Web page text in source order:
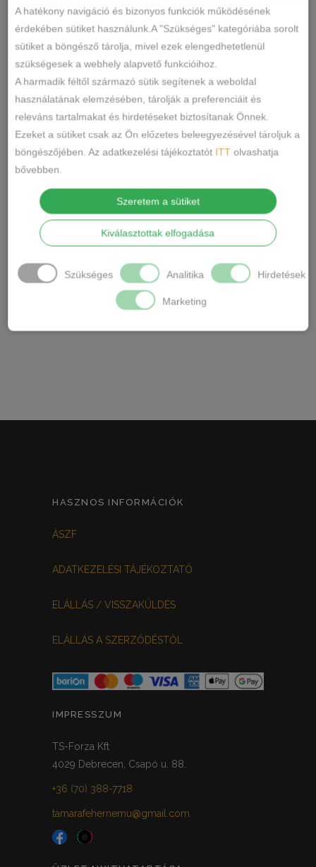
Bokazokni
mennyiség
SKU ND2761
KATEGÓRIÁK Kiegészítők,Zokni
CÍMKÉK
LEÍRÁS
Ápolás: Gépben mosható.
Kényelmes zokni,rugalmas gumírozás a boka
HASZNOS INFORMÁCIÓK
ÁSZF
ADATKEZELÉSI TÁJÉKOZTATÓ
ELÁLLÁS / VISSZAKÜLDÉS
ELÁLLÁS A SZERZŐDÉSTŐL
IMPRESSZUM
TS-Forza Kft
4029 Debrecen, Csapó u. 88.
+36 (70) 388-7718
tamarafehernemu@gmail.com
A hatékony navigáció és bizonyos funkciók működésének
érdekében sütiket használunk.A "Szükséges" kategóriába sorolt
sütiket a böngésző tárolja, mivel ezek elengedhetetlenül
szükségesek a webhely alapvető funkcióihoz.
A harmadik féltől származó sütik segítenek a weboldal
használatának elemzésében, tárolják a preferenciáit és
releváns tartalmakat és hirdetéseket biztosítanak Önnek.
Ezeket a sütiket csak az Ön előzetes beleegyezésével tároljuk a
böngészőjében. Az adatkezelési tájékoztatót ITT olvashatja
bővebben.
Szeretem a sütiket
Kiválasztottak elfogadása
Szükséges Analitika Hirdetések
Marketing